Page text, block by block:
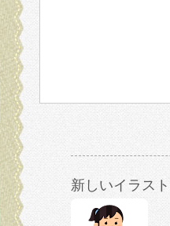
新しいイラスト